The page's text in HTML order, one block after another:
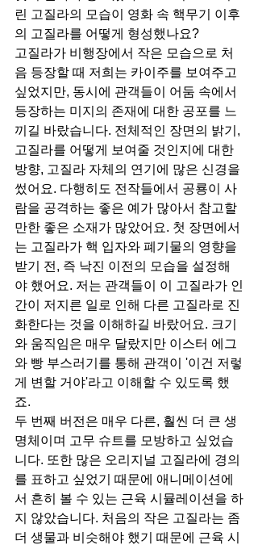
린 고질라의 모습이 영화 속 핵무기 이후
의 고질라를 어떻게 형성했나요?
고질라가 비행장에서 작은 모습으로 처
음 등장할 때 저희는 카이주를 보여주고
싶었지만, 동시에 관객들이 어둠 속에서
등장하는 미지의 존재에 대한 공포를 느
끼길 바랐습니다. 전체적인 장면의 밝기,
고질라를 어떻게 보여줄 것인지에 대한
방향, 고질라 자체의 연기에 많은 신경을
썼어요. 다행히도 전작들에서 공룡이 사
람을 공격하는 좋은 예가 많아서 참고할
만한 좋은 소재가 많았어요. 첫 장면에서
는 고질라가 핵 입자와 폐기물의 영향을
받기 전, 즉 낙진 이전의 모습을 설정해
야 했어요. 저는 관객들이 이 고질라가 인
간이 저지른 일로 인해 다른 고질라로 진
화한다는 것을 이해하길 바랐어요. 크기
와 움직임은 매우 달랐지만 이스터 에그
와 빵 부스러기를 통해 관객이 '이건 저렇
게 변할 거야'라고 이해할 수 있도록 했
죠.
두 번째 버전은 매우 다른, 훨씬 더 큰 생
명체이며 고무 슈트를 모방하고 싶었습
니다. 또한 많은 오리지널 고질라에 경의
를 표하고 싶었기 때문에 애니메이션에
서 흔히 볼 수 있는 근육 시뮬레이션을 하
지 않았습니다. 처음의 작은 고질라는 좀
더 생물과 비슷해야 했기 때문에 근육 시